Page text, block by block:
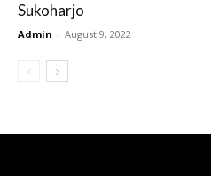
Sukoharjo
Admin - August 9, 2022